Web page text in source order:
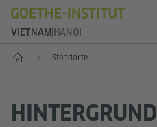
VIETNAM HANOI
Start Standorte
HINTERGRUND